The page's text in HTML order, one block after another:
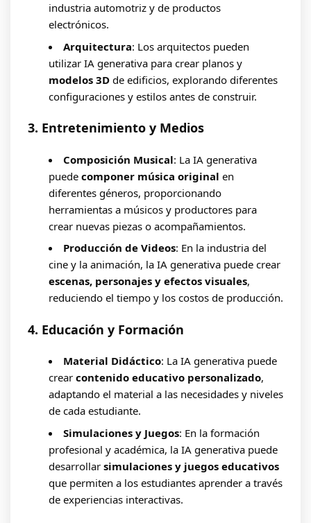
industria automotriz y de productos
electrónicos.
Arquitectura: Los arquitectos pueden
utilizar IA generativa para crear planos y
modelos 3D de edificios, explorando diferentes
configuraciones y estilos antes de construir.
3. Entretenimiento y Medios
Composición Musical: La IA generativa
puede componer música original en
diferentes géneros, proporcionando
herramientas a músicos y productores para
crear nuevas piezas o acompañamientos.
Producción de Videos: En la industria del
cine y la animación, la IA generativa puede crear
escenas, personajes y efectos visuales,
reduciendo el tiempo y los costos de producción.
4. Educación y Formación
Material Didáctico: La IA generativa puede
crear contenido educativo personalizado,
adaptando el material a las necesidades y niveles
de cada estudiante.
Simulaciones y Juegos: En la formación
profesional y académica, la IA generativa puede
desarrollar simulaciones y juegos educativos
que permiten a los estudiantes aprender a través
de experiencias interactivas.